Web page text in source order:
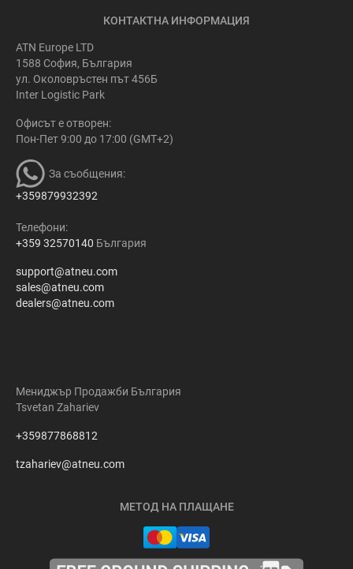
КОНТАКТНА ИНФОРМАЦИЯ
ATN Europe LTD
1588 София, България
ул. Околовръстен път 456Б
Inter Logistic Park
Офисът е отворен:
Пон-Пет 9:00 до 17:00 (GMT+2)
За съобщения:
+359879932392
Телефони:
+359 32570140 България
support@atneu.com
sales@atneu.com
dealers@atneu.com
Мениджър Продажби България
Tsvetan Zahariev
+359877868812
tzahariev@atneu.com
МЕТОД НА ПЛАЩАНЕ